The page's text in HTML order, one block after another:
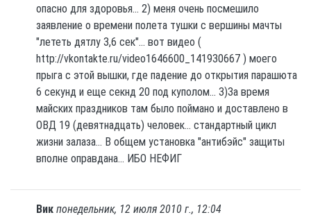
опасно для здоровья... 2) меня очень посмешило
заявление о времени полета тушки с вершины мачты
"лететь дятлу 3,6 сек"... вот видео (
http://vkontakte.ru/video1646600_141930667 ) моего
прыга с этой вышки, где падение до открытия парашюта
6 секунд и еще секнд 20 под куполом... 3)За время
майских праздников там было поймано и доставлено в
ОВД 19 (девятнадцать) человек... стандартный цикл
жизни залаза... В общем установка "антибэйс" защиты
вполне оправдана... ИБО НЕФИГ
Викпонедельник, 12 июля 2010 г., 12:04